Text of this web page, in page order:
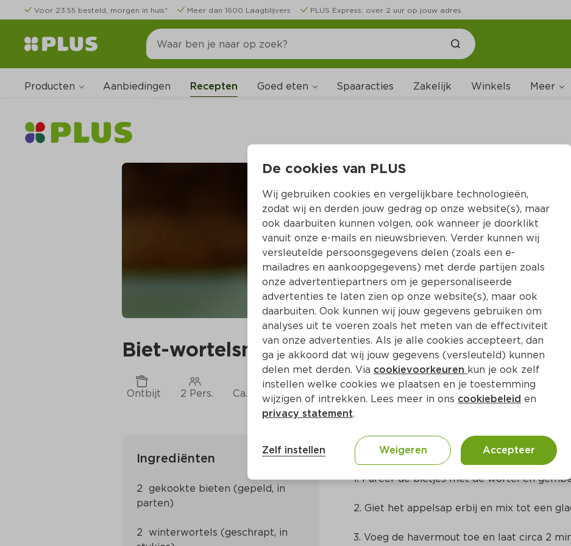
Voor 23:55 besteld, morgen in huis* Meer dan 1600 Laagblijvers PLUS Express: over 2 uur op jouw adres
Producten Aanbiedingen Recepten Goed eten Spaaracties Zakelijk Winkels Meer
Biet-wortelsmoothie met havermout
Ontbijt 2 Pers. Ca. 10 Min Europees
Ingrediënten
2  gekookte bieten (gepeld, in
2  winterwortels (geschrapt, in
Bereidingswijze
1. Pureer de bietjes met de wortel en
2. Giet het appelsap erbij en mix tot een
3. Voeg de havermout toe en laat circa 2
De cookies van PLUS
Wij gebruiken cookies en vergelijkbare technologieën,
zodat wij en derden jouw gedrag op onze website(s), maar
ook daarbuiten kunnen volgen, ook wanneer je doorklikt
vanuit onze e-mails en nieuwsbrieven. Verder kunnen wij
versleutelde persoonsgegevens delen (zoals een e-
mailadres en aankoopgegevens) met derde partijen zoals
onze advertentiepartners om je gepersonaliseerde
advertenties te laten zien op onze website(s), maar ook
daarbuiten. Ook kunnen wij jouw gegevens gebruiken om
analyses uit te voeren zoals het meten van de effectiviteit
van onze advertenties. Als je alle cookies accepteert, dan
ga je akkoord dat wij jouw gegevens (versleuteld) kunnen
delen met derden. Via cookievoorkeuren kun je ook zelf
instellen welke cookies we plaatsen en je toestemming
wijzigen of intrekken. Lees meer in ons cookiebeleid en
privacy statement.
Zelf instellen Weigeren Accepteer